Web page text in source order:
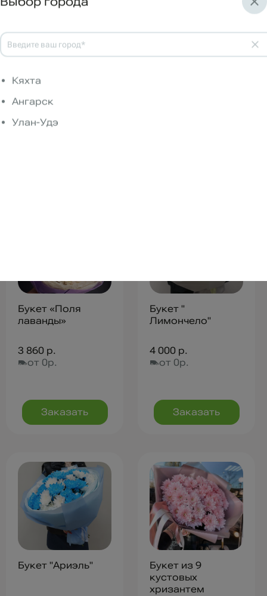
Букет "Белое
от 0р.
Букет «Поля
лаванды»
3 860 р.
от 0р.
Заказать
Букет "
Лимончело"
4 000 р.
от 0р.
Заказать
Букет "Ариэль"
Букет из 9
кустовых
хризантем
Кяхта
Ангарск
Улан-Удэ